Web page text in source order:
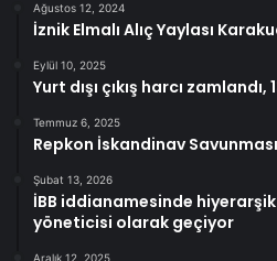
Ağustos 12, 2024
İznik Elmalı Alıç Yaylası
Eylül 10, 2025
Yurt dışı çıkış harcı
Temmuz 6, 2025
Repkon İskandinav
Şubat 13, 2026
İBB iddianamesinde
yöneticisi olarak geçiyor
Aralık 12, 2025